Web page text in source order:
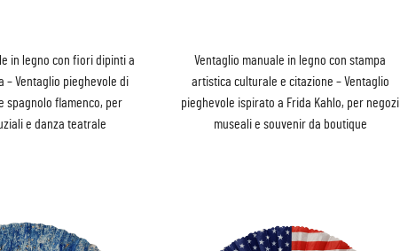
in legno con fiori dipinti a
– Ventaglio pieghevole di
spagnolo flamenco, per
e danza teatrale
Ventaglio manuale in legno con stampa
artistica culturale e citazione – Ventaglio
pieghevole ispirato a Frida Kahlo, per negozi
museali e souvenir da boutique